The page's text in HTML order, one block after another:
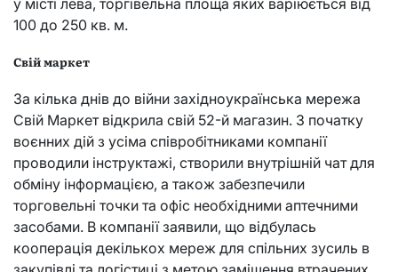
100 до 250 кв. м.
Свій маркет
За кілька днів до війни західноукраїнська мережа
Свій Маркет відкрила свій 52-й магазин. З початку
воєнних дій з усіма співробітниками компанії
проводили інструктажі, створили внутрішній чат для
обміну інформацією, а також забезпечили
торговельні точки та офіс необхідними аптечними
засобами. В компанії заявили, що відбулась
кооперація декількох мереж для спільних зусиль в